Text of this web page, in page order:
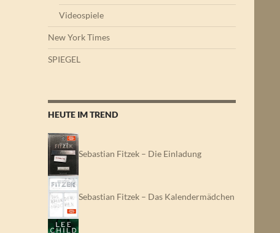
Videospiele
New York Times
SPIEGEL
HEUTE IM TREND
Sebastian Fitzek – Die Einladung
Sebastian Fitzek – Das Kalendermädchen